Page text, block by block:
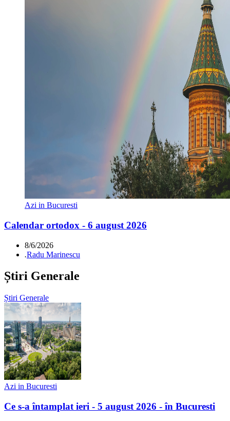
Azi in Bucuresti
Calendar ortodox - 6 august 2026
8/6/2026
.Radu Marinescu
Știri Generale
Știri Generale
Azi in Bucuresti
Ce s-a întamplat ieri - 5 august 2026 - în Bucuresti